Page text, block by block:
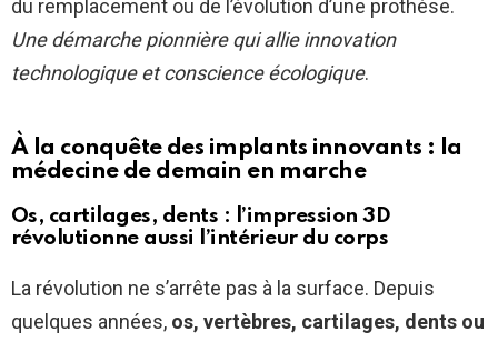
du remplacement ou de l’évolution d’une prothèse.
Une démarche pionnière qui allie innovation
technologique et conscience écologique.
À la conquête des implants innovants : la
médecine de demain en marche
Os, cartilages, dents : l’impression 3D
révolutionne aussi l’intérieur du corps
La révolution ne s’arrête pas à la surface. Depuis
quelques années, os, vertèbres, cartilages, dents ou